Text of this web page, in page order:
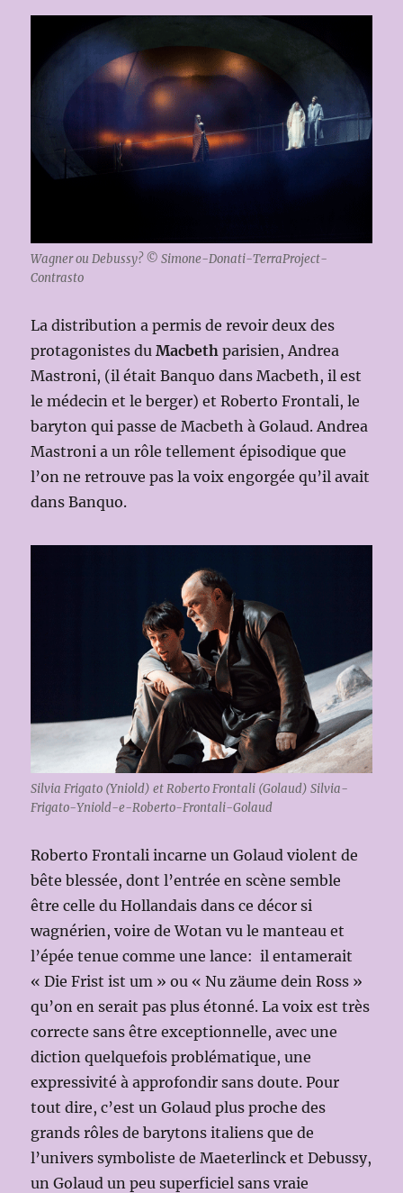
Wagner ou Debussy? © Simone-Donati-TerraProject-
Contrasto
La distribution a permis de revoir deux des
protagonistes duMacbeth parisien, Andrea
Mastroni, (il était Banquo dans Macbeth, il est
le médecin et le berger) et Roberto Frontali, le
baryton qui passe de Macbeth à Golaud. Andrea
Mastroni a un rôle tellement épisodique que
l’on ne retrouve pas la voix engorgée qu’il avait
dans Banquo.
Silvia Frigato (Yniold) et Roberto Frontali (Golaud) Silvia-
Frigato-Yniold-e-Roberto-Frontali-Golaud
Roberto Frontali incarne un Golaud violent de
bête blessée, dont l’entrée en scène semble
être celle du Hollandais dans ce décor si
wagnérien, voire de Wotan vu le manteau et
l’épée tenue comme une lance: il entamerait
« Die Frist ist um » ou « Nu zäume dein Ross »
qu’on en serait pas plus étonné. La voix est très
correcte sans être exceptionnelle, avec une
diction quelquefois problématique, une
expressivité à approfondir sans doute. Pour
tout dire, c’est un Golaud plus proche des
grands rôles de barytons italiens que de
l’univers symboliste de Maeterlinck et Debussy,
un Golaud un peu superficiel sans vraie